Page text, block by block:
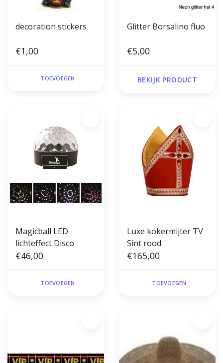
decoration stickers
€1,00
TOEVOEGEN
Glitter Borsalino fluo
€5,00
BEKIJK PRODUCT
Magicball LED
lichteffect Disco
€46,00
TOEVOEGEN
Luxe kokermijter TV
Sint rood
€165,00
TOEVOEGEN